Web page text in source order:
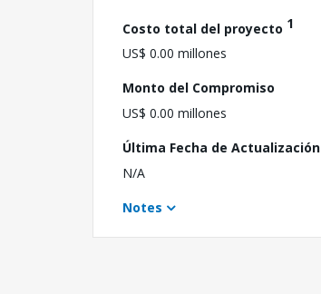
Costo total del proyecto 1
US$ 0.00 millones
Monto del Compromiso
US$ 0.00 millones
Última Fecha de Actualización
N/A
Notes